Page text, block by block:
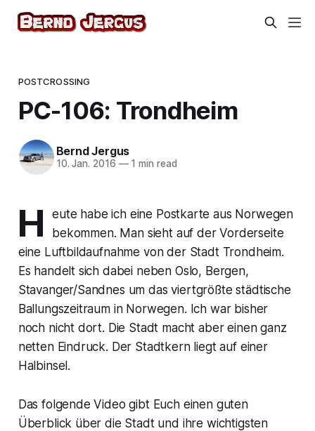
POSTCROSSING
PC-106: Trondheim
Bernd Jergus
10. Jan. 2016 —1 min read
H
eute habe ich eine Postkarte aus Norwegen
bekommen. Man sieht auf der Vorderseite
eine Luftbildaufnahme von der Stadt Trondheim.
Es handelt sich dabei neben Oslo, Bergen,
Stavanger/Sandnes um das viertgrößte städtische
Ballungszeitraum in Norwegen. Ich war bisher
noch nicht dort. Die Stadt macht aber einen ganz
netten Eindruck. Der Stadtkern liegt auf einer
Halbinsel.
Das folgende Video gibt Euch einen guten
Überblick über die Stadt und ihre wichtigsten